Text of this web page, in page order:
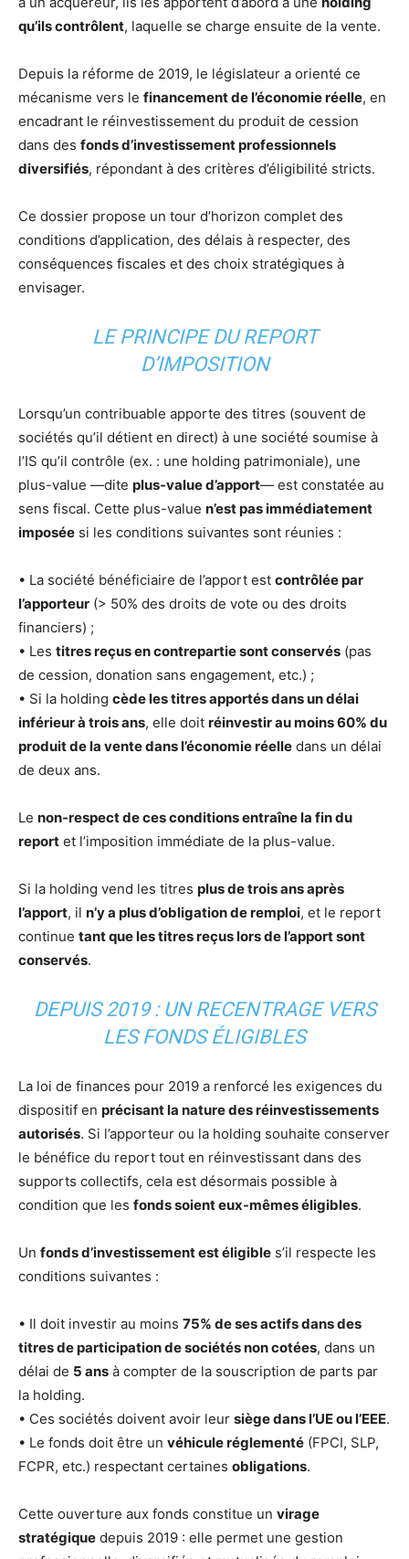
qu’ils contrôlent, laquelle se charge ensuite de la vente.
Depuis la réforme de 2019, le législateur a orienté ce
mécanisme vers le financement de l’économie réelle, en
encadrant le réinvestissement du produit de cession
dans des fonds d’investissement professionnels
diversifiés, répondant à des critères d’éligibilité stricts.
Ce dossier propose un tour d’horizon complet des
conditions d’application, des délais à respecter, des
conséquences fiscales et des choix stratégiques à
envisager.
LE PRINCIPE DU REPORT
D’IMPOSITION
Lorsqu’un contribuable apporte des titres (souvent de
sociétés qu’il détient en direct) à une société soumise à
l’IS qu’il contrôle (ex. : une holding patrimoniale), une
plus-value —dite plus-value d’apport— est constatée au
sens fiscal. Cette plus-value n’est pas immédiatement
imposée si les conditions suivantes sont réunies :
• La société bénéficiaire de l’apport est contrôlée par
l’apporteur (> 50% des droits de vote ou des droits
financiers) ;
• Les titres reçus en contrepartie sont conservés (pas
de cession, donation sans engagement, etc.) ;
• Si la holding cède les titres apportés dans un délai
inférieur à trois ans, elle doit réinvestir au moins 60% du
produit de la vente dans l’économie réelle dans un délai
de deux ans.
Le non-respect de ces conditions entraîne la fin du
report et l’imposition immédiate de la plus-value.
Si la holding vend les titres plus de trois ans après
l’apport, il n’y a plus d’obligation de remploi, et le report
continue tant que les titres reçus lors de l’apport sont
conservés.
DEPUIS 2019 : UN RECENTRAGE VERS
LES FONDS ÉLIGIBLES
La loi de finances pour 2019 a renforcé les exigences du
dispositif en précisant la nature des réinvestissements
autorisés. Si l’apporteur ou la holding souhaite conserver
le bénéfice du report tout en réinvestissant dans des
supports collectifs, cela est désormais possible à
condition que les fonds soient eux-mêmes éligibles.
Un fonds d’investissement est éligible s’il respecte les
conditions suivantes :
• Il doit investir au moins 75% de ses actifs dans des
titres de participation de sociétés non cotées, dans un
délai de 5 ans à compter de la souscription de parts par
la holding.
• Ces sociétés doivent avoir leur siège dans l’UE ou l’EEE.
• Le fonds doit être un véhicule réglementé (FPCI, SLP,
FCPR, etc.) respectant certaines obligations.
Cette ouverture aux fonds constitue un virage
stratégique depuis 2019 : elle permet une gestion